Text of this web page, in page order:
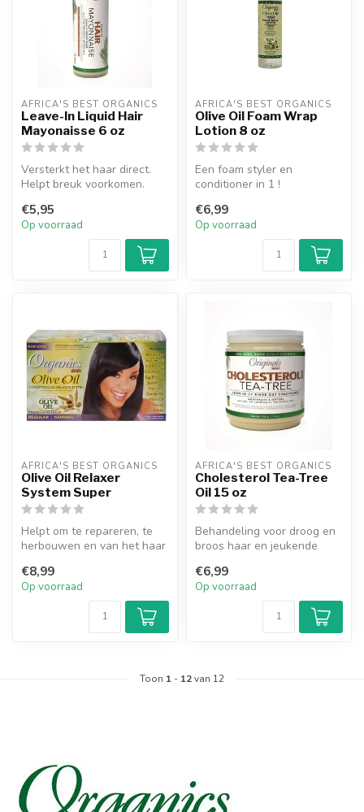
AFRICA'S BEST ORGANICS
Leave-In Liquid Hair
Mayonaisse 6 oz
Versterkt het haar direct.
Helpt breuk voorkomen.
G...
€5,95
Op voorraad
AFRICA'S BEST ORGANICS
Olive Oil Foam Wrap
Lotion 8 oz
Een foam styler en
conditioner in 1 !
€6,99
Op voorraad
AFRICA'S BEST ORGANICS
Olive Oil Relaxer
System Super
Helpt om te repareren, te
herbouwen en van het haar
€8,99
Op voorraad
AFRICA'S BEST ORGANICS
Cholesterol Tea-Tree
Oil 15 oz
Behandeling voor droog en
broos haar en jeukende
ve...
€6,99
Op voorraad
Toon 1 - 12van 12